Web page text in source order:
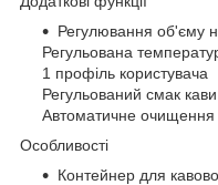
Регулювання об'єму
Регульована
1 профіль користувача
Регульований смак кави
Автоматичне
Особливості
Контейнер для